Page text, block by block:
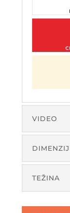
VIDEO
TEŽINA